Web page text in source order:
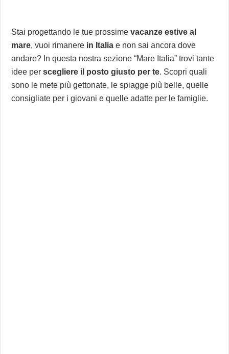
Stai progettando le tue prossimevacanze estive al
mare, vuoi rimanere in Italia e non sai ancora dove
andare? In questa nostra sezione “Mare Italia” trovi tante
idee perscegliere il posto giusto per te. Scopri quali
sono le mete più gettonate, le spiagge più belle, quelle
consigliate per i giovani e quelle adatte per le famiglie.